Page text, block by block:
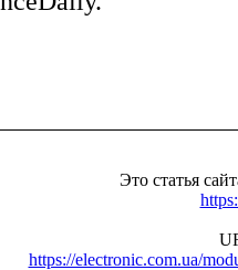
Это статья
https://electronic.com.ua/